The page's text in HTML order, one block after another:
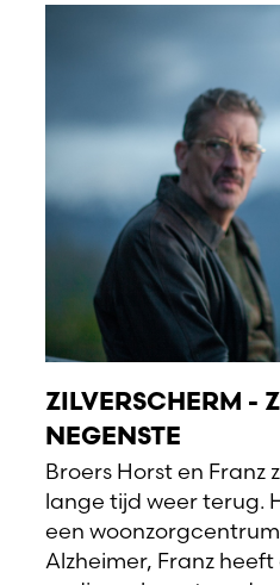
ZILVERSCHERM -
NEGENSTE
Broers Horst en Franz
lange tijd weer terug.
een
Alzheimer, Franz